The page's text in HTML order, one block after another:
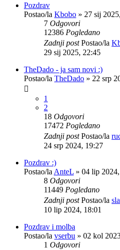
Pozdrav
Postao/la Kbobo » 27 sij
7 Odgovori
12386 Pogledano
Zadnji postPostao/la
29 sij 2025, 22:45
TheDado - ja sam novi :)
Postao/la TheDado » 22 srp
1
2
18 Odgovori
17472 Pogledano
Zadnji postPostao/la
24 srp 2024, 19:27
Pozdrav :)
Postao/la AnteL » 04 lip
8 Odgovori
11449 Pogledano
Zadnji postPostao/la
10 lip 2024, 18:01
Pozdrav i molba
Postao/la vserbu » 02 kol
1 Odgovori